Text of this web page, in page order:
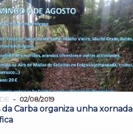
02/08/2019
da Carba organiza unha xornada